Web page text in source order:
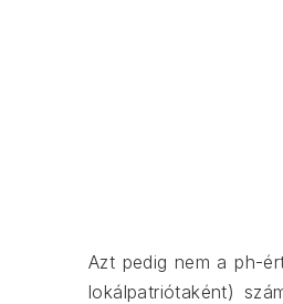
Azt pedig nem a ph-
lokálpatriótaként)